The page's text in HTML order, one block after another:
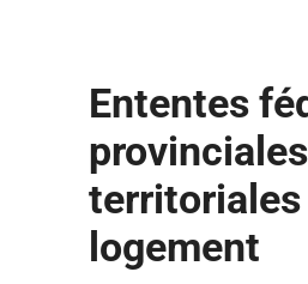
Ententes
territoriales
logement